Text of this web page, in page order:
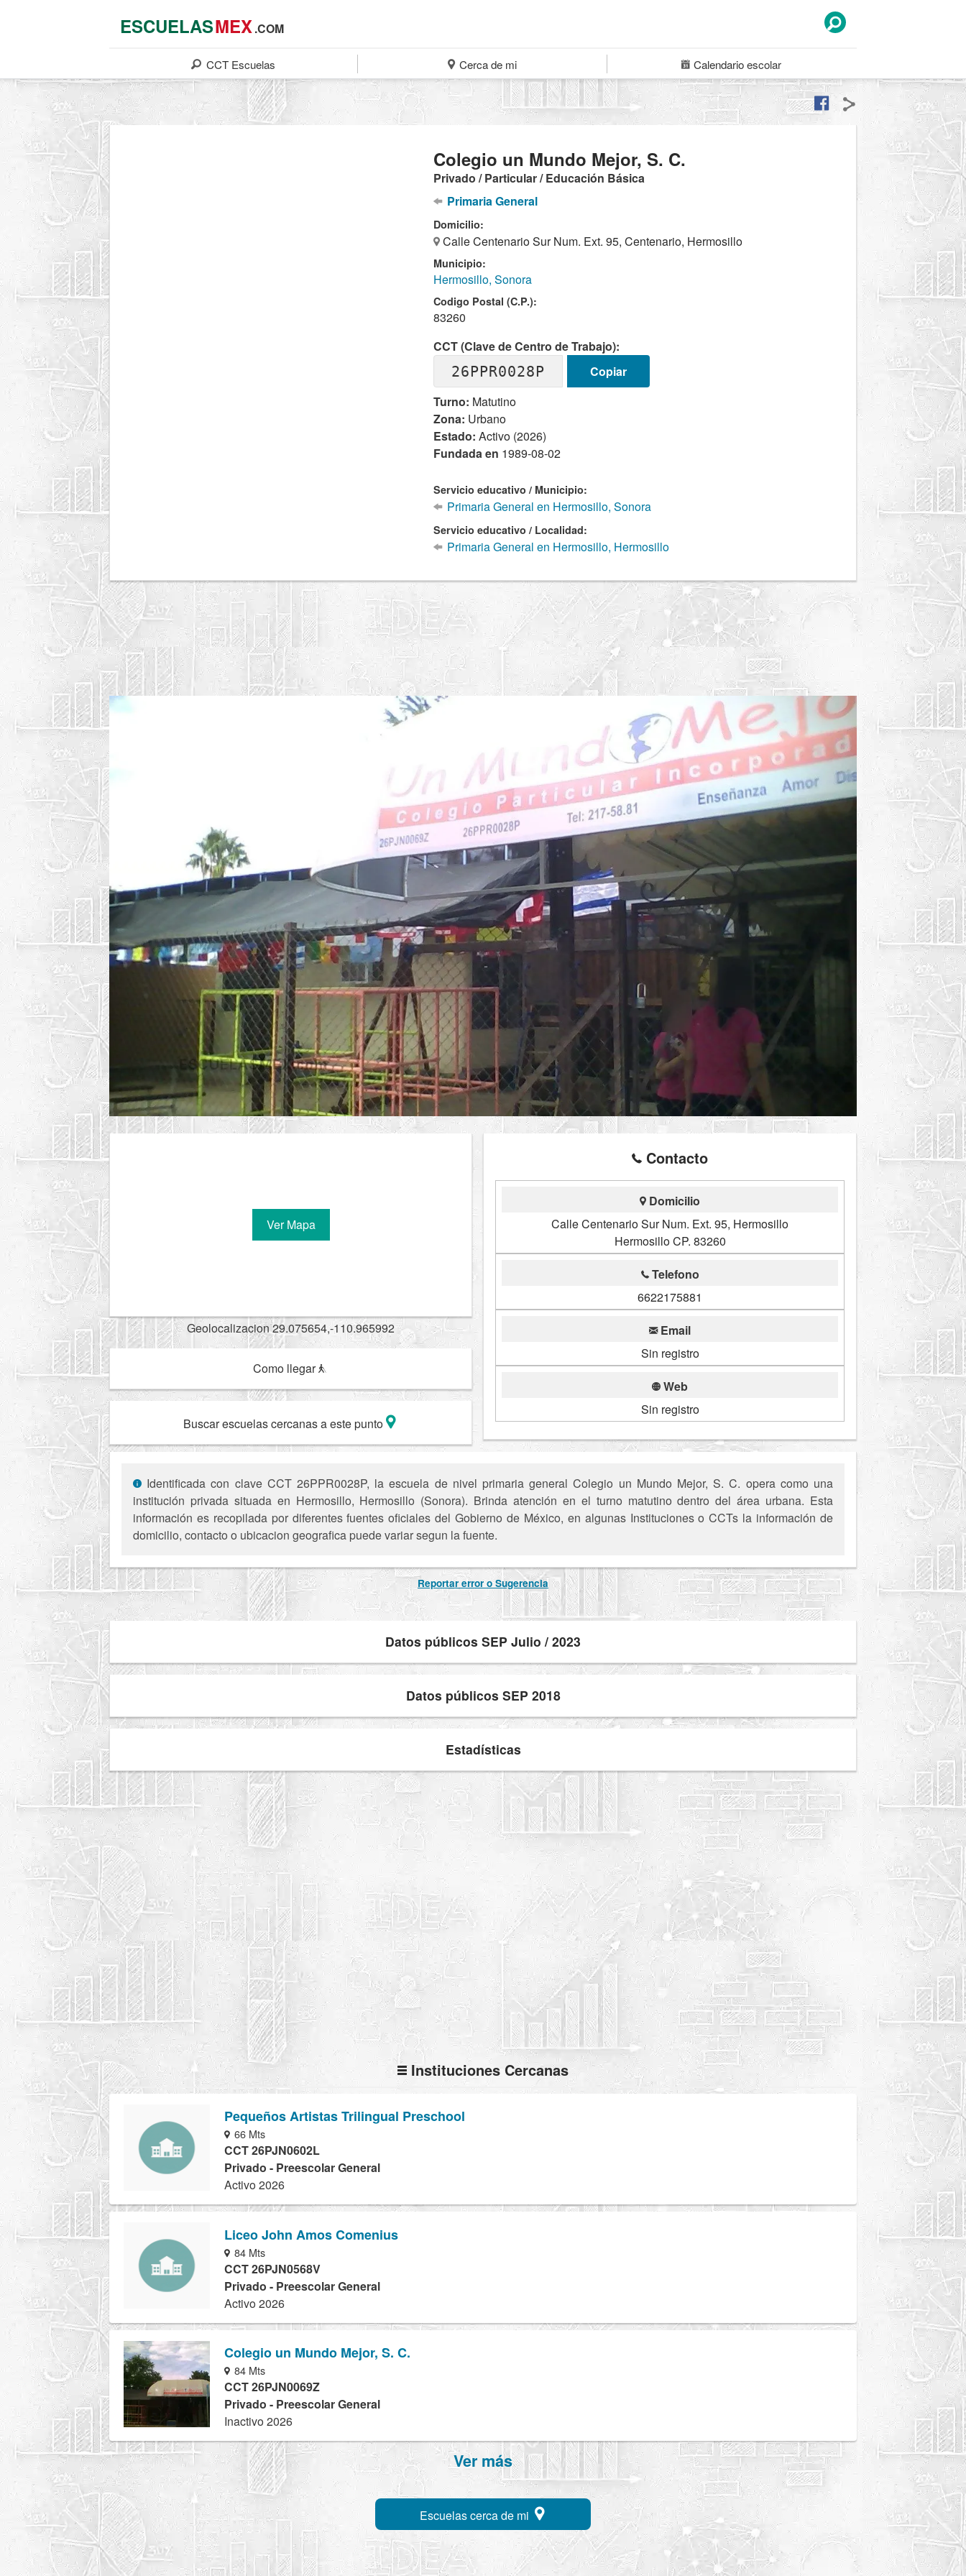
ESCUELASMEX.COM
CCT Escuelas Cerca de mi Calendarioescolar
Colegio un Mundo Mejor, S. C.
Privado / Particular / Educación Básica
Primaria General
Domicilio:
Calle Centenario Sur Num. Ext. 95, Centenario, Hermosillo
Municipio:
Hermosillo, Sonora
Codigo Postal (C.P.):
83260
CCT (Clave de Centro de Trabajo):
26PPR0028P
Copiar
Turno: Matutino
Zona: Urbano
Estado: Activo (2026)
Fundada en 1989-08-02
Servicio educativo / Municipio:
Primaria General en Hermosillo, Sonora
Servicio educativo / Localidad:
Primaria General en Hermosillo, Hermosillo
Ver Mapa
Geolocalizacion 29.075654,-110.965992
Como llegar
Buscar escuelas cercanas a este punto
Contacto
Domicilio
Calle Centenario Sur Num. Ext. 95, Hermosillo
Hermosillo CP. 83260
Telefono
6622175881
Email
Sin registro
Web
Sin registro
Identificada con clave CCT 26PPR0028P, la escuela de nivel primaria general Colegio un Mundo Mejor, S. C. opera como una
institución privada situada en Hermosillo, Hermosillo (Sonora). Brinda atención en el turno matutino dentro del área urbana. Esta
información es recopilada por diferentes fuentes oficiales del Gobierno de México, en algunas Instituciones o CCTs la información de
domicilio, contacto o ubicacion geografica puede variar segun la fuente.
Reportar error o Sugerencia
Datos públicos SEP Julio / 2023
Datos públicos SEP 2018
Estadísticas
Instituciones Cercanas
Pequeños Artistas Trilingual Preschool
66 Mts
CCT 26PJN0602L
Privado - Preescolar General
Activo 2026
Liceo John Amos Comenius
84 Mts
CCT 26PJN0568V
Privado - Preescolar General
Activo 2026
Colegio un Mundo Mejor, S. C.
84 Mts
CCT 26PJN0069Z
Privado - Preescolar General
Inactivo 2026
Ver más
Escuelas cerca de mi